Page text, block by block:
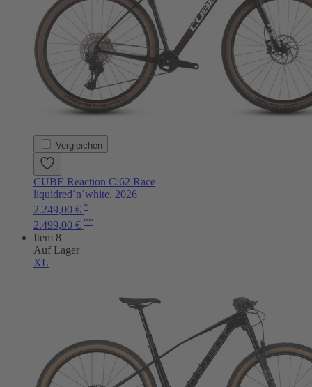
Vergleichen
CUBE Reaction C:62 Race
liquidred´n´white, 2026
2.249,00 € *
2.499,00 € **
Item 8
Auf Lager
XL